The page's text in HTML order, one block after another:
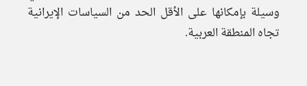
وسيلة بإمكانها على الأقل الحد من السياسات الإيرانية
تجاه المنطقة العربية.